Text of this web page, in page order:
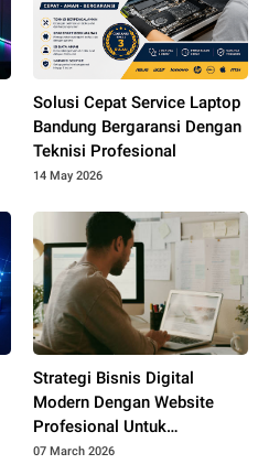
Solusi Cepat Service Laptop
Bandung Bergaransi Dengan
Teknisi Profesional
14 May 2026
Strategi Bisnis Digital
Modern Dengan Website
Profesional Untuk
Meningkatkan Kepercayaan
07 March 2026